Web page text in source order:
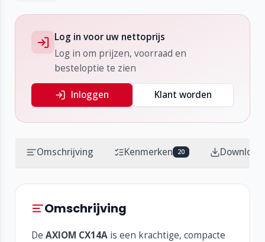
Log in voor uw nettoprijs
Log in om prijzen, voorraad en
besteloptie te zien
Inloggen Klant worden
Omschrijving Kenmerken 20
Omschrijving
De AXIOM CX14Ais een krachtige, compacte